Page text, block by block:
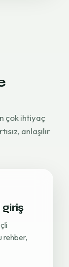
çok ihtiyaç
anlaşılır
rehber,